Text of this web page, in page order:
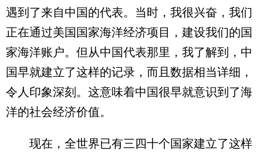
遇到了来自中国的代表。当时，我很兴奋，我们
正在通过美国国家海洋经济项目，建设我们的国
家海洋账户。但从中国代表那里，我了解到，中
国早就建立了这样的记录，而且数据相当详细，
令人印象深刻。这意味着中国很早就意识到了海
洋的社会经济价值。
现在，全世界已有三四十个国家建立了这样